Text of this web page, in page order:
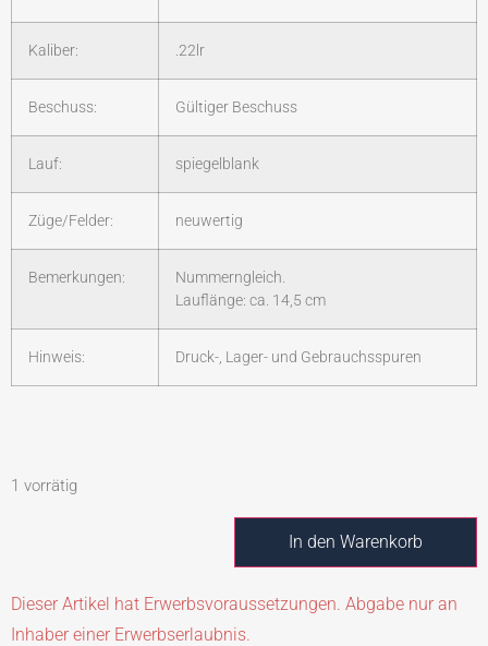
Kaliber: .22lr
Beschuss: Gültiger Beschuss
Lauf: spiegelblank
Züge/Felder: neuwertig
Bemerkungen:
Nummerngleich.
Lauflänge: ca. 14,5 cm
Hinweis: Druck-, Lager- und Gebrauchsspuren
1 vorrätig
In den Warenkorb
Dieser Artikel hat Erwerbsvoraussetzungen. Abgabe nur an
Inhaber einer Erwerbserlaubnis.